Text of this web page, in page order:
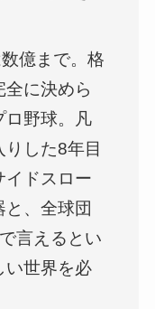
億まで。格
に決めら
ロ野球。凡
した8年目
イドスロー
と、全球団
言えるとい
い世界を必